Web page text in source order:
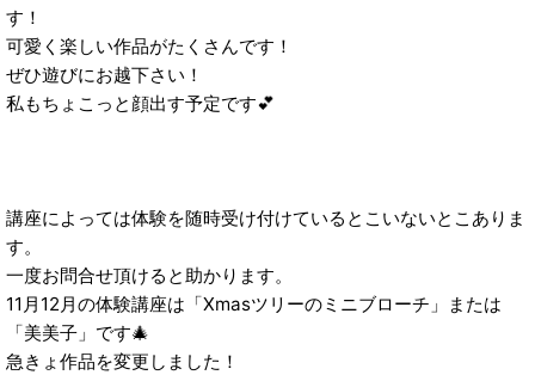
す！
可愛く楽しい作品がたくさんです！
ぜひ遊びにお越下さい！
私もちょこっと顔出す予定です💕
講座によっては体験を随時受け付けているとこいないとこありま
す。
一度お問合せ頂けると助かります。
11月12月の体験講座は「Xmasツリーのミニブローチ」または
「美美子」です🎄
急きょ作品を変更しました！